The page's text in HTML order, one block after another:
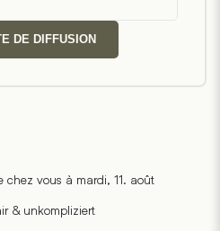
DE DIFFUSION
vous à mardi, 11. août
& unkompliziert